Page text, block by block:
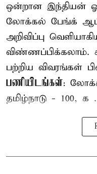
ஒன்றான இந்தியன்
லோக்கல் பேங்க்
அறிவிப்பு
விண்ணப்பிக்கலாம்.
பற்றிய விவரங்கள்
பணியிடங்கள்:
தமிழ்நாடு - 100, க